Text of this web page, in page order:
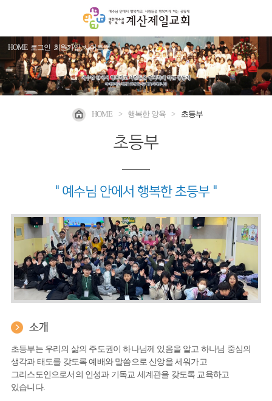
HOME 로그인 회원가입 사이트맵
HOME > 행복한 양육 > 초등부
초등부
" 예수님 안에서 행복한 초등부 "
소개
초등부는 우리의 삶의 주도권이 하나님께 있음을 알고 하나님 중심의
생각과 태도를 갖도록 예배와 말씀으로 신앙을 세워가고
그리스도인으로서의 인성과 기독교 세계관을 갖도록 교육하고
있습니다.